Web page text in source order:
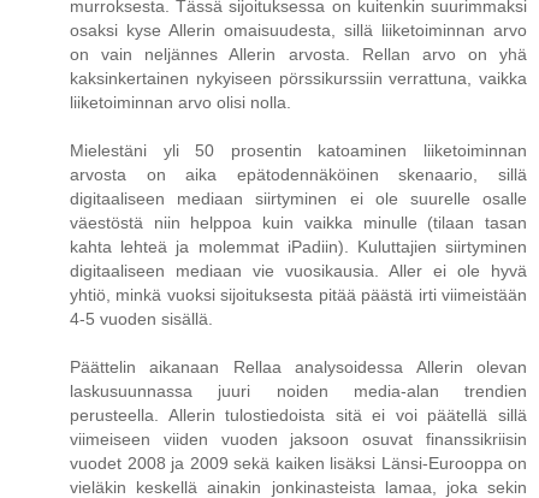
murroksesta. Tässä sijoituksessa on kuitenkin suurimmaksi
osaksi kyse Allerin omaisuudesta, sillä liiketoiminnan arvo
on vain neljännes Allerin arvosta. Rellan arvo on yhä
kaksinkertainen nykyiseen pörssikurssiin verrattuna, vaikka
liiketoiminnan arvo olisi nolla.
Mielestäni yli 50 prosentin katoaminen liiketoiminnan
arvosta on aika epätodennäköinen skenaario, sillä
digitaaliseen mediaan siirtyminen ei ole suurelle osalle
väestöstä niin helppoa kuin vaikka minulle (tilaan tasan
kahta lehteä ja molemmat iPadiin). Kuluttajien siirtyminen
digitaaliseen mediaan vie vuosikausia. Aller ei ole hyvä
yhtiö, minkä vuoksi sijoituksesta pitää päästä irti viimeistään
4-5 vuoden sisällä.
Päättelin aikanaan Rellaa analysoidessa Allerin olevan
laskusuunnassa juuri noiden media-alan trendien
perusteella. Allerin tulostiedoista sitä ei voi päätellä sillä
viimeiseen viiden vuoden jaksoon osuvat finanssikriisin
vuodet 2008 ja 2009 sekä kaiken lisäksi Länsi-Eurooppa on
vieläkin keskellä ainakin jonkinasteista lamaa, joka sekin